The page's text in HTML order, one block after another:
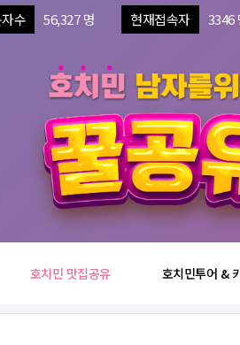
수 56,327 명 현재접속자 3346
호치민 맛집공유 호치민투어 &